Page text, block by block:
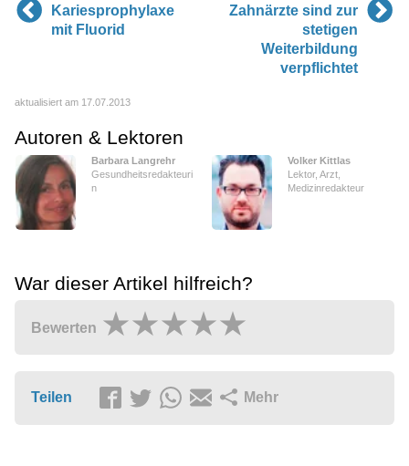
Kariesprophylaxe
mit Fluorid
Zahnärzte sind zur
stetigen
Weiterbildung
verpflichtet
aktualisiert am 17.07.2013
Autoren & Lektoren
Barbara Langrehr
Gesundheitsredakteuri
n
Volker Kittlas
Lektor, Arzt,
Medizinredakteur
War dieser Artikel hilfreich?
Bewerten
Teilen Mehr